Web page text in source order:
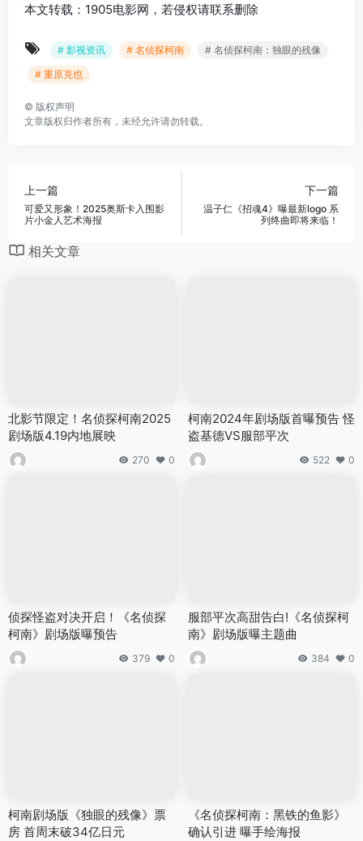
本文转载：1905电影网，若侵权请联系删除
# 影视资讯 # 名侦探柯南
# 名侦探柯南：独眼的残像
# 重原克也
© 版权声明
文章版权归作者所有，未经允许请勿转载。
上一篇
可爱又形象！2025奥斯卡入围影
片小金人艺术海报
下一篇
温子仁《招魂4》曝最新logo 系
列终曲即将来临！
相关文章
北影节限定！名侦探柯南2025
剧场版4.19内地展映
270 0
柯南2024年剧场版首曝预告 怪
盗基德VS服部平次
522 0
侦探怪盗对决开启！《名侦探
柯南》剧场版曝预告
379 0
服部平次高甜告白!《名侦探柯
南》剧场版曝主题曲
384 0
柯南剧场版《独眼的残像》票
房 首周末破34亿日元
《名侦探柯南：黑铁的鱼影》
确认引进 曝手绘海报